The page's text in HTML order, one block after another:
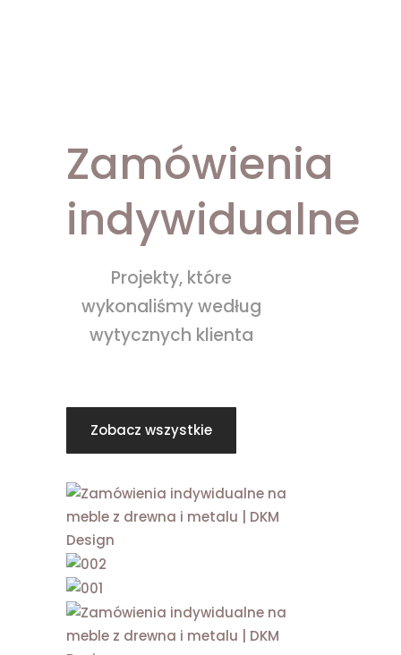
Zamówienia
indywidualne
Projekty, które
wykonaliśmy według
wytycznych klienta
Zobacz wszystkie